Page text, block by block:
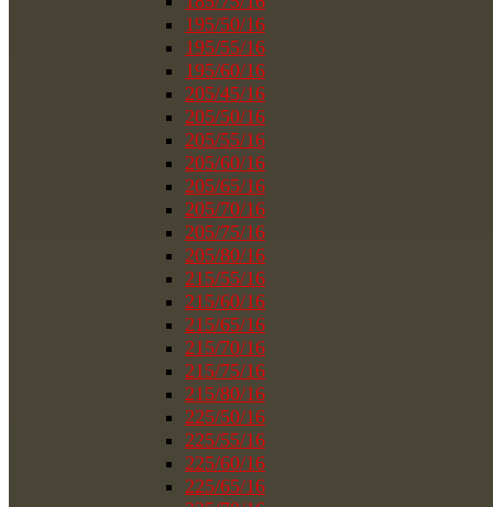
195/50/16
195/55/16
195/60/16
205/45/16
205/50/16
205/55/16
205/60/16
205/65/16
205/70/16
205/75/16
205/80/16
215/55/16
215/60/16
215/65/16
215/70/16
215/75/16
215/80/16
225/50/16
225/55/16
225/60/16
225/65/16